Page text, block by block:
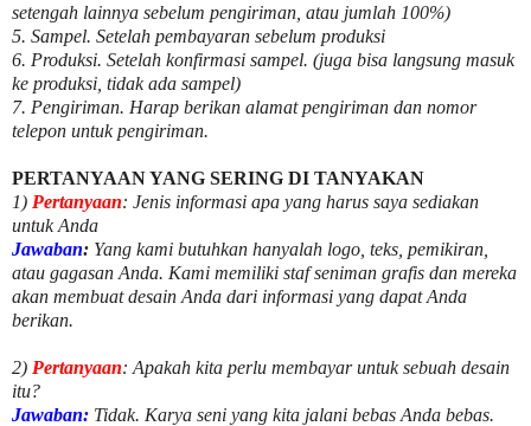
setengah lainnya sebelum pengiriman, atau jumlah 100%)
5. Sampel. Setelah pembayaran sebelum produksi
6. Produksi. Setelah konfirmasi sampel. (juga bisa langsung masuk
ke produksi, tidak ada sampel)
7. Pengiriman. Harap berikan alamat pengiriman dan nomor
telepon untuk pengiriman.
PERTANYAAN YANG SERING DI TANYAKAN
1) Pertanyaan: Jenis informasi apa yang harus saya sediakan
untuk Anda
Jawaban: Yang kami butuhkan hanyalah logo, teks, pemikiran,
atau gagasan Anda. Kami memiliki staf seniman grafis dan mereka
akan membuat desain Anda dari informasi yang dapat Anda
berikan.
2) Pertanyaan: Apakah kita perlu membayar untuksebuah desain
itu?
Jawaban: Tidak. Karya seni yang kita jalani bebas Anda bebas.